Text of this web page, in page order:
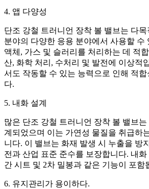
4. 앱 다양성
단조 강철 트러니언 장착 볼 밸브는 다
분야의 다양한 응용 분야에서 사용할 수
액체, 가스 및 슬러리를 처리하는 데 적
산, 화학 처리, 수처리 및 발전에 이상적
서도 작동할 수 있는 능력으로 인해 적합
다.
5. 내화 설계
많은 단조 강철 트러니언 장착 볼 밸브
계되었으며 이는 가연성 물질을 취급하
니다. 이 밸브는 화재 발생 시 누출을 방
전과 산업 표준 준수를 보장합니다. 내
간 시트 및 2차 밀봉과 같은 기능이 포함
6. 유지관리가 용이하다.